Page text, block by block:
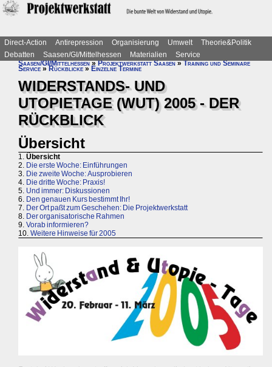
Direct-Action Antirepression Organisierung Umwelt
Theorie&Politik
Debatten
Saasen/GI/Mittelhessen Materialien
Service
Saasen/GI/Mittelhessen»Projektwerkstatt Saasen»Training und Seminare
Service » Rückblicke » Einzelne Termine
WIDERSTANDS- UND
UTOPIETAGE (WUT) 2005 - DER
RÜCKBLICK
Übersicht
1. Übersicht
2. Die erste Woche: Einführungen
3. Die zweite Woche: Ausprobieren
4. Die dritte Woche: Praxis!
5. Und immer: Diskussionen
6. Den genauen Kurs bestimmt Ihr!
7. Der Ort paßt zum Geschehen: Die Projektwerkstatt
8. Der organisatorische Rahmen
9. Vorab informieren?
10. Weitere Hinweise für 2005